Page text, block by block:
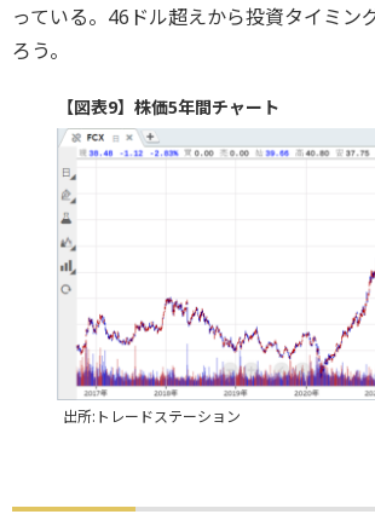
っている。46ドル超えから投資タイミン
ろう。
【図表9】株価5年間チャート
出所:トレードステーション